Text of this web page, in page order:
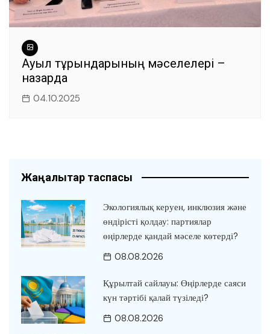
Ауыл тұрғындарының мәселелері –
назарда
04.10.2025
Жаңалықтар таспасы
Экологиялық керуен, инклюзия және
өндірісті қолдау: партиялар
өңірлерде қандай мәселе көтерді?
08.08.2026
Құрылтай сайлауы: Өңірлерде саяси
күн тәртібі қалай түзіледі?
08.08.2026